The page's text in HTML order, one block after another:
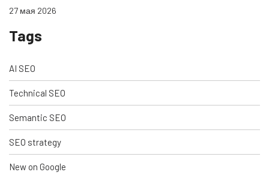
27 мая 2026
Tags
AI SEO
Technical SEO
Semantic SEO
SEO strategy
New on Google